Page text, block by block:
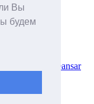
Вы
будем
и страны.
Themeansar